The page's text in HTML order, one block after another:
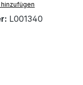
L001340